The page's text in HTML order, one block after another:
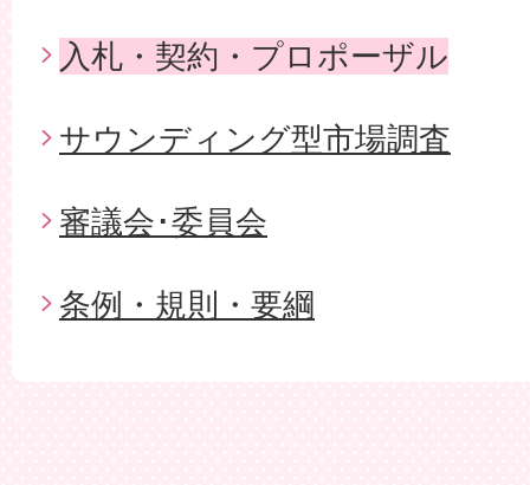
入札・契約・プロポーザル
サウンディング型市場調査
審議会･委員会
条例・規則・要綱